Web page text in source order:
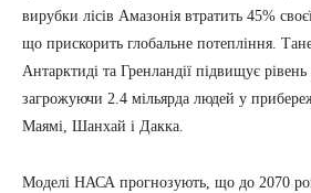
вирубки лісів Амазонія втратить 45%
що прискорить глобальне потепління.
Антарктиді та Гренландії підвищує
загрожуючи 2.4 мільярда людей у
Маямі, Шанхай і Дакка.
Моделі НАСА прогнозують, що до 2070